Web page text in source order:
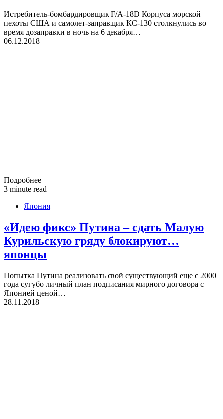
Истребитель-бомбардировщик F/A-18D Корпуса морской
пехоты США и самолет-заправщик КС-130 столкнулись во
время дозаправки в ночь на 6 декабря…
06.12.2018
Подробнее
3 minute read
Япония
«Идею фикс» Путина – сдать Малую
Курильскую гряду блокируют…
японцы
Попытка Путина реализовать свой существующий еще с 2000
года сугубо личный план подписания мирного договора с
Японией ценой…
28.11.2018